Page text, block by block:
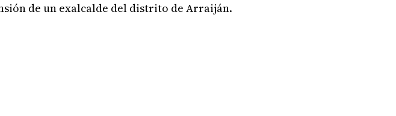
de un exalcalde del distrito de Arraiján.